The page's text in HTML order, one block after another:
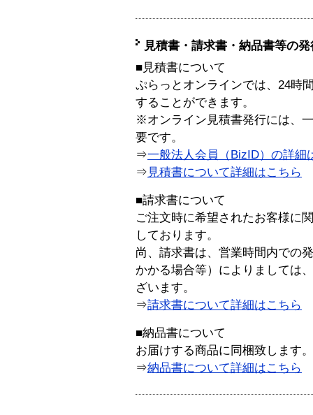
見積書・請求書・納品書等の
■見積書について
ぷらっとオンラインでは、24時
することができます。
※オンライン見積書発行には、
要です。
⇒一般法人会員（BizID）の詳細
⇒ 見積書について詳細はこちら
■請求書について
ご注文時に希望されたお客様に
しております。
尚、請求書は、営業時間内での
かかる場合等）によりましては
ざいます。
⇒請求書について詳細はこちら
■納品書について
お届けする商品に同梱致します。
⇒納品書について詳細はこちら